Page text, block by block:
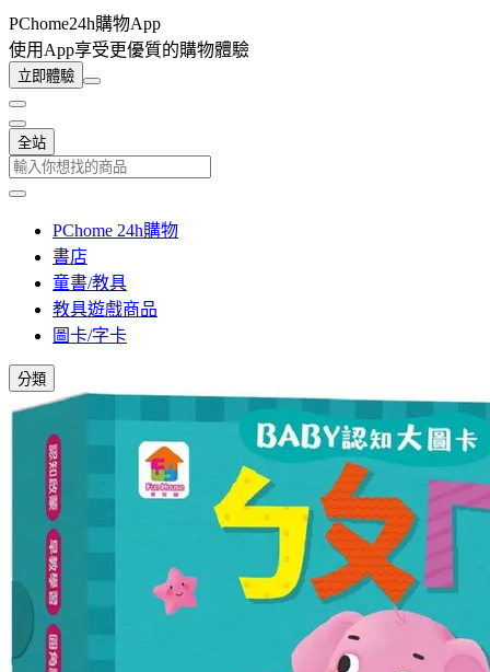
PChome24h購物App
使用App享受更優質的購物體驗
立即體驗
全站
PChome 24h購物
書店
童書/教具
教具遊戲商品
圖卡/字卡
分類